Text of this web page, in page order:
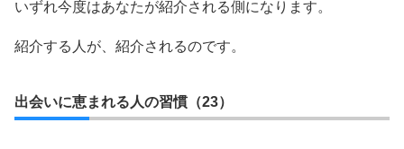
いずれ今度はあなたが紹介される側になります。
紹介する人が、紹介されるのです。
出会いに恵まれる人の習慣（23）